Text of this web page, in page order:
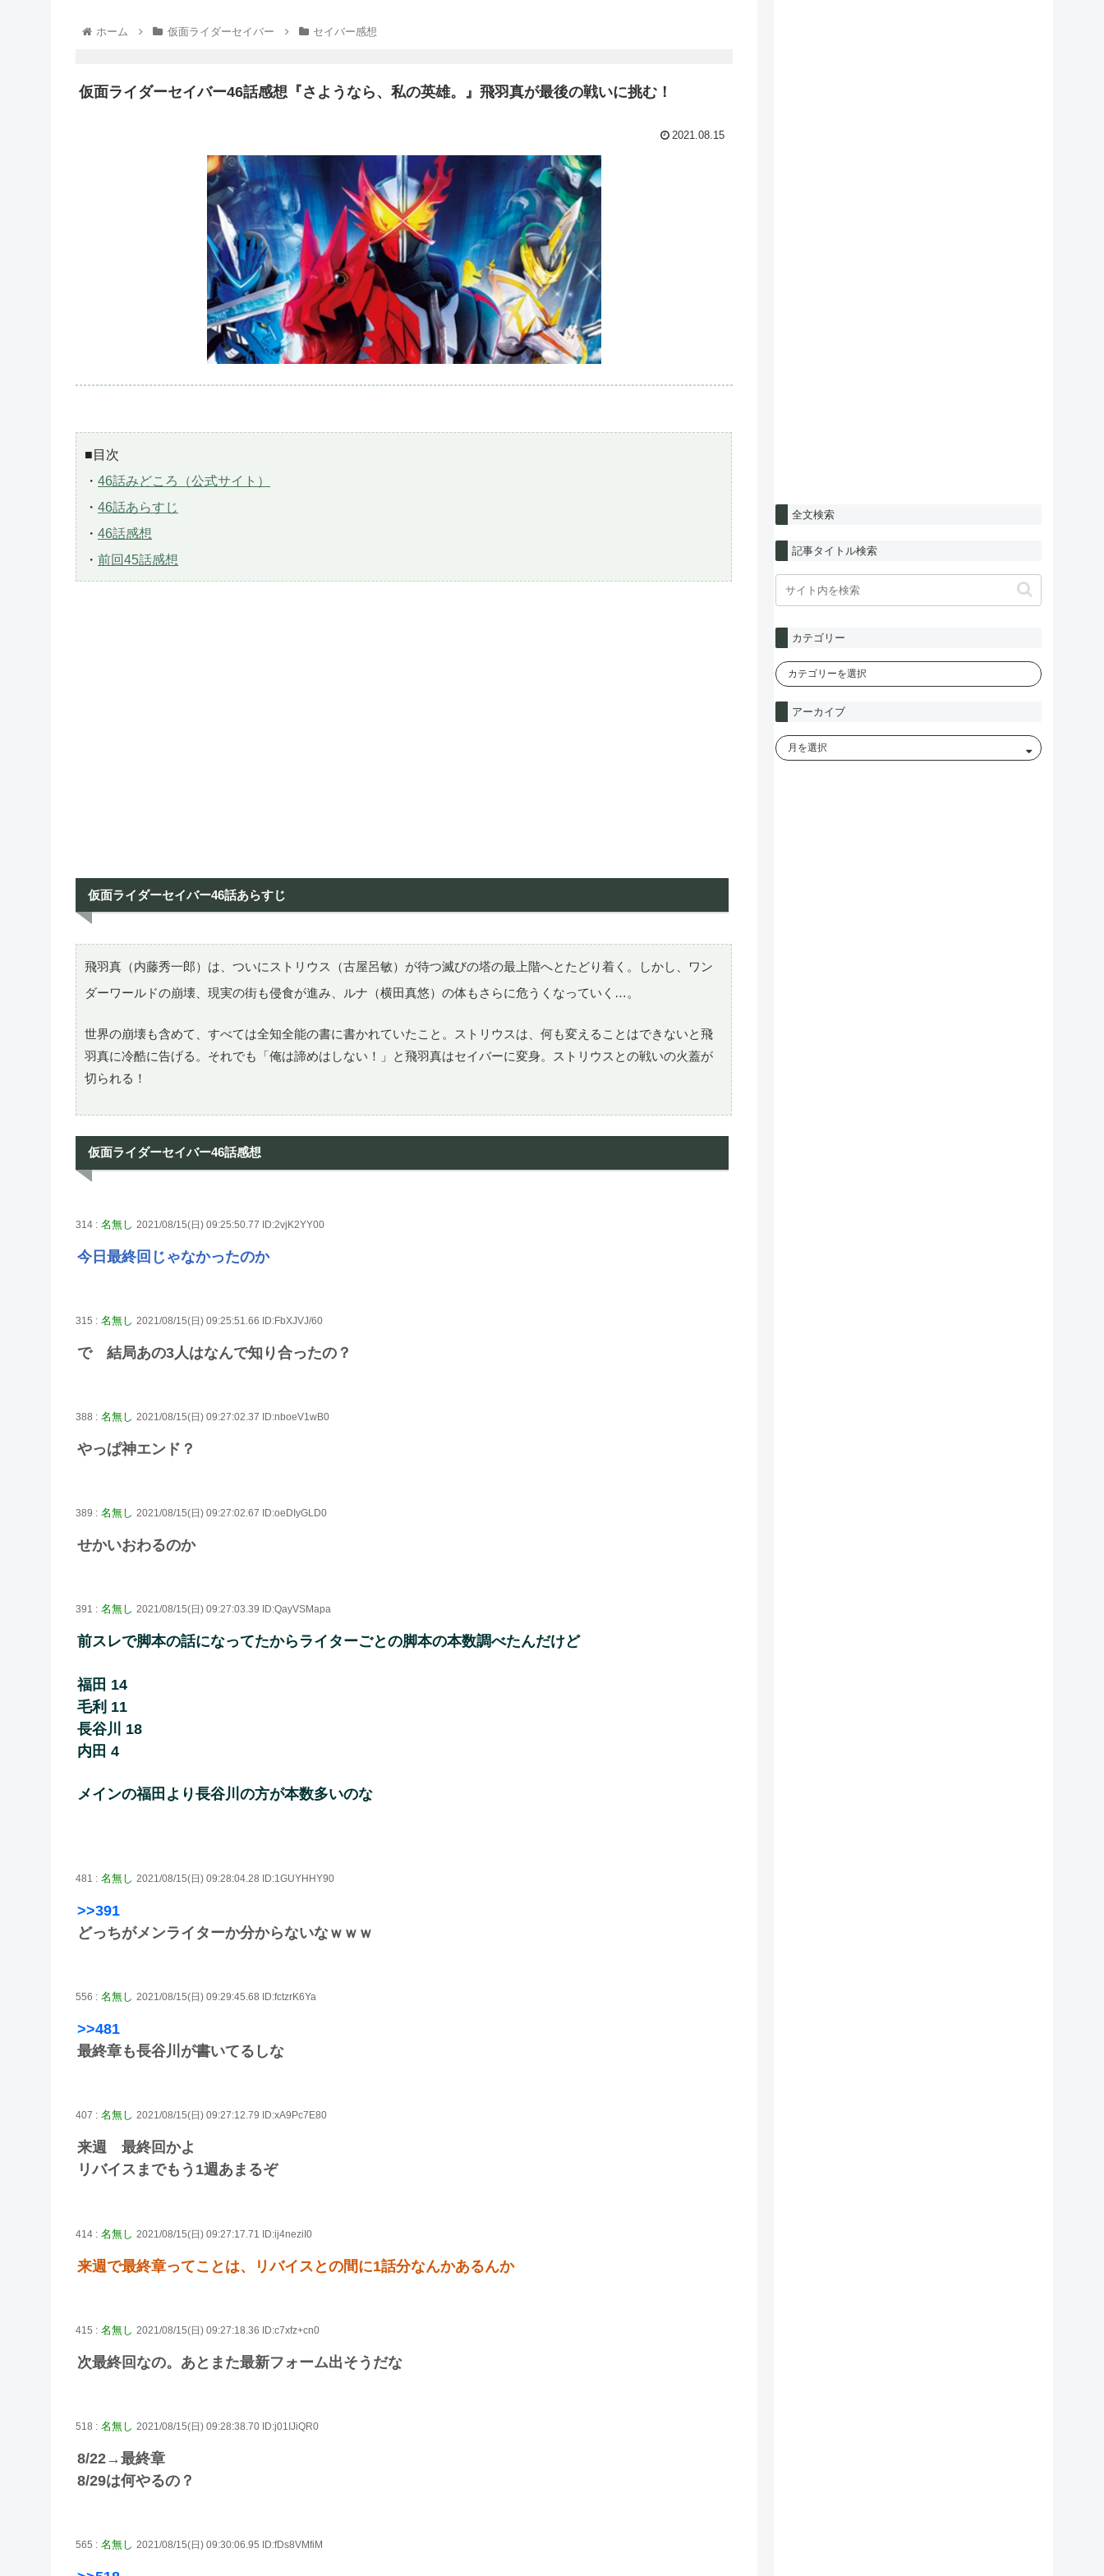
ホーム 仮面ライダーセイバー セイバー感想
仮面ライダーセイバー46話感想『さようなら、私の英雄。』飛羽真が最後の戦いに挑む！
2021.08.15
■目次
・ 46話みどころ（公式サイト）
・ 46話あらすじ
・ 46話感想
・ 前回45話感想
仮面ライダーセイバー46話あらすじ
飛羽真（内藤秀一郎）は、ついにストリウス（古屋呂敏）が待つ滅びの塔の最上階へとたどり着く。しかし、ワン
ダーワールドの崩壊、現実の街も侵食が進み、ルナ（横田真悠）の体もさらに危うくなっていく…。
世界の崩壊も含めて、すべては全知全能の書に書かれていたこと。ストリウスは、何も変えることはできないと飛
羽真に冷酷に告げる。それでも「俺は諦めはしない！」と飛羽真はセイバーに変身。ストリウスとの戦いの火蓋が
切られる！
仮面ライダーセイバー46話感想
314 : 名無し 2021/08/15(日) 09:25:50.77 ID:2vjK2YY00
今日最終回じゃなかったのか
315 : 名無し 2021/08/15(日) 09:25:51.66 ID:FbXJVJ/60
で 結局あの3人はなんで知り合ったの？
388 : 名無し 2021/08/15(日) 09:27:02.37 ID:nboeV1wB0
やっぱ神エンド？
389 : 名無し 2021/08/15(日) 09:27:02.67 ID:oeDIyGLD0
せかいおわるのか
391 : 名無し 2021/08/15(日) 09:27:03.39 ID:QayVSMapa
前スレで脚本の話になってたからライターごとの脚本の本数調べたんだけど
福田 14
毛利 11
長谷川 18
内田 4
メインの福田より長谷川の方が本数多いのな
481 : 名無し 2021/08/15(日) 09:28:04.28 ID:1GUYHHY90
>>391
どっちがメンライターか分からないなｗｗｗ
556 : 名無し 2021/08/15(日) 09:29:45.68 ID:fctzrK6Ya
>>481
最終章も長谷川が書いてるしな
407 : 名無し 2021/08/15(日) 09:27:12.79 ID:xA9Pc7E80
来週 最終回かよ
リバイスまでもう1週あまるぞ
414 : 名無し 2021/08/15(日) 09:27:17.71 ID:ij4neziI0
来週で最終章ってことは、リバイスとの間に1話分なんかあるんか
415 : 名無し 2021/08/15(日) 09:27:18.36 ID:c7xfz+cn0
次最終回なの。あとまた最新フォーム出そうだな
518 : 名無し 2021/08/15(日) 09:28:38.70 ID:j01IJiQR0
8/22→最終章
8/29は何やるの？
565 : 名無し 2021/08/15(日) 09:30:06.95 ID:fDs8VMfiM
全文検索
記事タイトル検索
カテゴリー
アーカイブ